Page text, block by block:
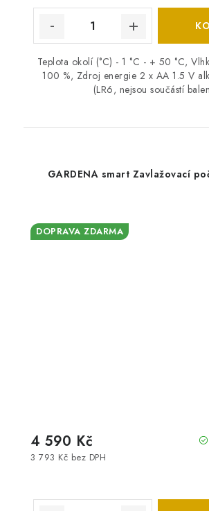
Teplota okolí (°C) - 1 °C - + 50 °C,
100 %, Zdroj energie 2 x AA 1.5 V
(LR6, nejsou součástí
GARDENA smart Zavlažovací
DOPRAVA ZDARMA
3 793 Kč bez DPH
4 590 Kč